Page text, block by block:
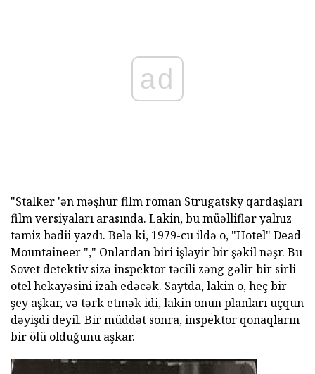
ad
"Stalker 'ən məşhur film roman Strugatsky qardaşları
film versiyaları arasında. Lakin, bu müəlliflər yalnız
təmiz bədii yazdı. Belə ki, 1979-cu ildə o, "Hotel" Dead
Mountaineer "," Onlardan biri işləyir bir şəkil nəşr. Bu
Sovet detektiv sizə inspektor təcili zəng gəlir bir sirli
otel hekayəsini izah edəcək. Saytda, lakin o, heç bir
şey aşkar, və tərk etmək idi, lakin onun planları uçqun
dəyişdi deyil. Bir müddət sonra, inspektor qonaqların
bir ölü olduğunu aşkar.